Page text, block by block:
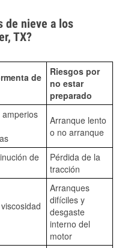
de nieve a los
TX?
de
Riesgos por
no estar
preparado
amperios
Arranque lento
o no arranque
de
Pérdida de la
tracción
Arranques
difíciles y
desgaste
interno del
motor